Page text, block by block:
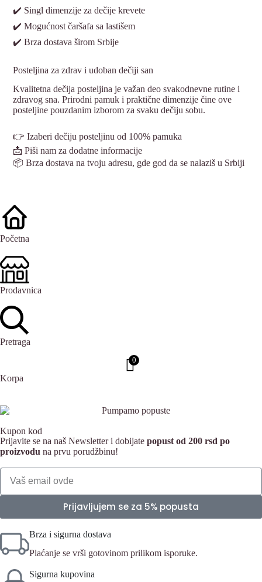
✔️ Singl dimenzije za dečije krevete
✔️ Mogućnost čaršafa sa lastišem
✔️ Brza dostava širom Srbije
Posteljina za zdrav i udoban dečiji san
Kvalitetna dečija posteljina je važan deo svakodnevne rutine i
zdravog sna. Prirodni pamuk i praktične dimenzije čine ove
posteljine pouzdanim izborom za svaku dečiju sobu.
👉 Izaberi dečiju posteljinu od 100% pamuka
📩 Piši nam za dodatne informacije
📦 Brza dostava na tvoju adresu, gde god da se nalaziš u Srbiji
Početna
Prodavnica
Pretraga
0
Korpa
Kupon kod
Prijavite se na naš Newsletter i dobijate popust od 200 rsd po
proizvodu na prvu porudžbinu!
Prijavljujem se za 5% popusta
Brza i sigurna dostava
Plaćanje se vrši gotovinom prilikom isporuke.
Sigurna kupovina